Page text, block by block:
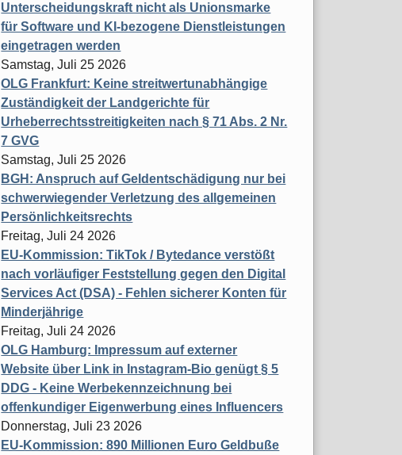
Unterscheidungskraft nicht als Unionsmarke
für Software und KI-bezogene Dienstleistungen
eingetragen werden
Samstag, Juli 25 2026
OLG Frankfurt: Keine streitwertunabhängige
Zuständigkeit der Landgerichte für
Urheberrechtsstreitigkeiten nach § 71 Abs. 2 Nr.
7 GVG
Samstag, Juli 25 2026
BGH: Anspruch auf Geldentschädigung nur bei
schwerwiegender Verletzung des allgemeinen
Persönlichkeitsrechts
Freitag, Juli 24 2026
EU-Kommission: TikTok / Bytedance verstößt
nach vorläufiger Feststellung gegen den Digital
Services Act (DSA) - Fehlen sicherer Konten für
Minderjährige
Freitag, Juli 24 2026
OLG Hamburg: Impressum auf externer
Website über Link in Instagram-Bio genügt § 5
DDG - Keine Werbekennzeichnung bei
offenkundiger Eigenwerbung eines Influencers
Donnerstag, Juli 23 2026
EU-Kommission: 890 Millionen Euro Geldbuße